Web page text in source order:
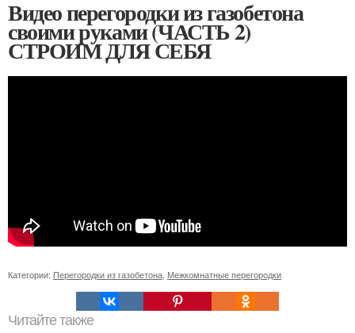
Видео перегородки из газобетона
своими руками (ЧАСТЬ 2)
СТРОИМ ДЛЯ СЕБЯ
Категории: Перегородки из газобетона Межкомнатные перегородки
Читайте также